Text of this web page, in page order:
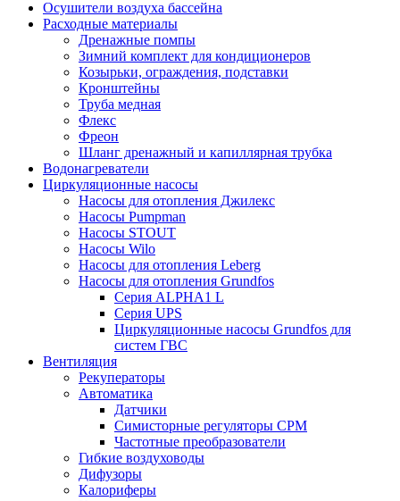
Осушители воздуха бассейна
Расходные материалы
Дренажные помпы
Зимний комплект для кондиционеров
Козырьки, ограждения, подставки
Кронштейны
Труба медная
Флекс
Фреон
Шланг дренажный и капиллярная трубка
Водонагреватели
Циркуляционные насосы
Насосы для отопления Джилекс
Насосы Pumpman
Насосы STOUT
Насосы Wilo
Насосы для отопления Leberg
Насосы для отопления Grundfos
Серия ALPHA1 L
Серия UPS
Циркуляционные насосы Grundfos для
систем ГВС
Вентиляция
Рекуператоры
Автоматика
Датчики
Симисторные регуляторы СРМ
Частотные преобразователи
Гибкие воздуховоды
Дифузоры
Калориферы